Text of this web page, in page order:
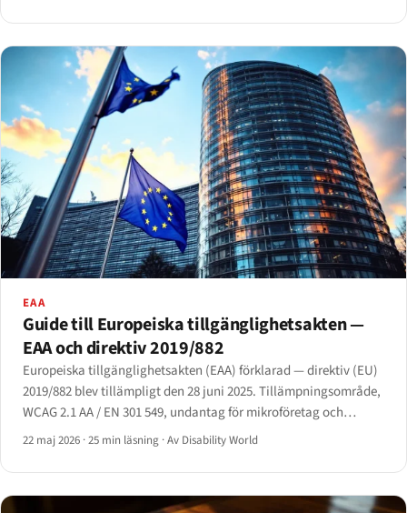
EAA
Guide till Europeiska tillgänglighetsakten —
EAA och direktiv 2019/882
Europeiska tillgänglighetsakten (EAA) förklarad — direktiv (EU)
2019/882 blev tillämpligt den 28 juni 2025. Tillämpningsområde,
WCAG 2.1 AA / EN 301 549, undantag för mikroföretag och
försvar mot oproportionerlig börda i artikel 14.
22 maj 2026 ·25 min läsning ·Av Disability World